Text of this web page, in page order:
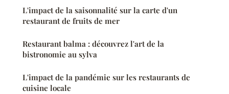
L'impact de la saisonnalité sur la carte d'un
restaurant de fruits de mer
Restaurant balma : découvrez l'art de la
bistronomie au sylva
L'impact de la pandémie sur les restaurants de
cuisine locale